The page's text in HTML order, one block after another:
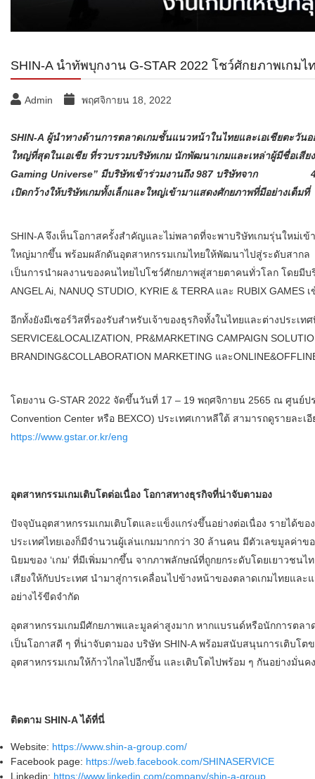
SHIN-A นำทัพบุกงาน G-STAR 2022 โชว์ศักยภาพเกม
Admin พฤศจิกายน 18, 2022
SHIN-A ผู้นำทางด้านการตลาดเกมชั้นแนวหน้าในไทยและเอเชียตะวัน
ใหญ่ที่สุดในเอเชีย ที่รวบรวมบริษัทเกม นักพัฒนาเกมและเหล่าผู้มีชื่อเสี
Gaming Universe” มีบริษัทเข้าร่วมงานถึง 987 บริษัทจาก 43 ป
เปิดกว้างให้บริษัทเกมทั้งเล็กและใหญ่เข้ามาแสดงศักยภาพที่มีอย่างเต็มที่
SHIN-A จึงเห็นโอกาสครั้งสำคัญและไม่พลาดที่จะพาบริษัทเกมรุ่นใหม่เ
ใหญ่มากขึ้น พร้อมผลักดันอุตสาหกรรมเกมไทยให้พัฒนาไปสู่ระดับสากล
เป็นการนำผลงานของคนไทยไปโชว์ศักยภาพสู่สายตาคนทั่วโลก โดยมีบ
ANGEL Ai, NANUQ STUDIO, KYRIE & TERRA และ RUBIX
อีกทั้งยังมีเซอร์วิสที่รองรับสำหรับเจ้าของธุรกิจทั้งในไทยและต่างประเท
SERVICE&LOCALIZATION, PR&MARKETING CAMPAIGN
BRANDING&COLLABORATION MARKETING และ
โดยงาน G-STAR 2022 จัดขึ้นวันที่ 17 – 19 พฤศจิกายน 2565 ณ ศูนย์
Convention Center หรือ BEXCO) ประเทศเกาหลีใต้ สามารถดูรายละเ
https://www.gstar.or.kr/eng
อุตสาหกรรมเกมเติบโตต่อเนื่อง โอกาสทางธุรกิจที่น่าจับตามอง
ปัจจุบันอุตสาหกรรมเกมเติบโตและแข็งแกร่งขึ้นอย่างต่อเนื่อง รายได้
ประเทศไทยเองก็มีจำนวนผู้เล่นเกมมากกว่า 30 ล้านคน มีตัวเลขมู
นิยมของ ‘เกม’ ที่มีเพิ่มมากขึ้น จากภาพลักษณ์ที่ถูกยกระดับโดยเยาวช
เสียงให้กับประเทศ นำมาสู่การเคลื่อนไปข้างหน้าของตลาดเกมไทยแล
อย่างไร้ขีดจำกัด
อุตสาหกรรมเกมมีศักยภาพและมูลค่าสูงมาก หากแบรนด์หรือนักการตลา
เป็นโอกาสดี ๆ ที่น่าจับตามอง บริษัท SHIN-A พร้อมสนับสนุนการเติบโต
อุตสาหกรรมเกมให้ก้าวไกลไปอีกขั้น และเติบโตไปพร้อม ๆ กันอย่างมั่นคง
ติดตาม SHIN-A ได้ที่นี่
Website: https://www.shin-a-group.com/
Facebook page: https://web.facebook.com/SHINASERVICE
Linkedin: https://www.linkedin.com/company/shin-a-group